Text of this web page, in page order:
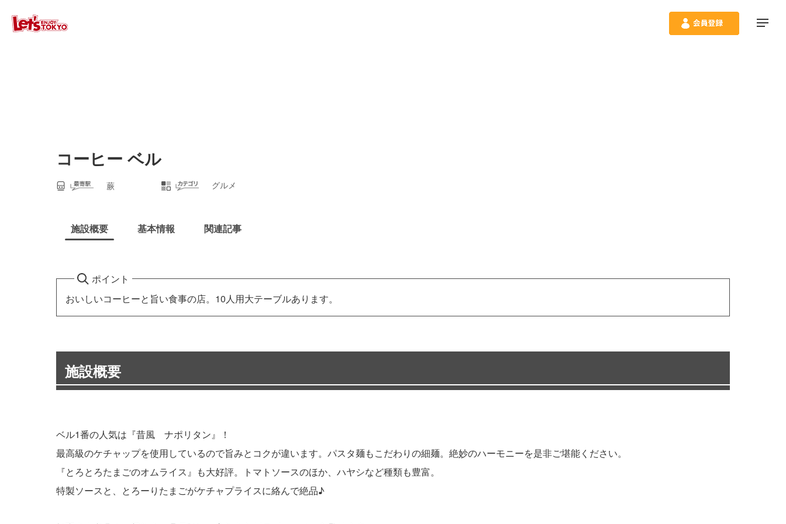
コーヒー ベル
蕨 グルメ
施設概要 基本情報 関連記事
ポイント
おいしいコーヒーと旨い食事の店。10人用大テーブルあります。
施設概要
ベル1番の人気は『昔風 ナポリタン』！
最高級のケチャップを使用しているので旨みとコクが違います。パスタ麺もこだわりの細麺。絶妙のハーモニーを是非ご堪能ください。
『とろとろたまごのオムライス』も大好評。トマトソースのほか、ハヤシなど種類も豊富。
特製ソースと、とろーりたまごがケチャプライスに絡んで絶品♪